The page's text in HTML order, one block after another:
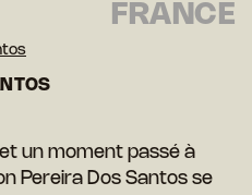
FRANCE
un moment passé à
Pereira Dos Santos se